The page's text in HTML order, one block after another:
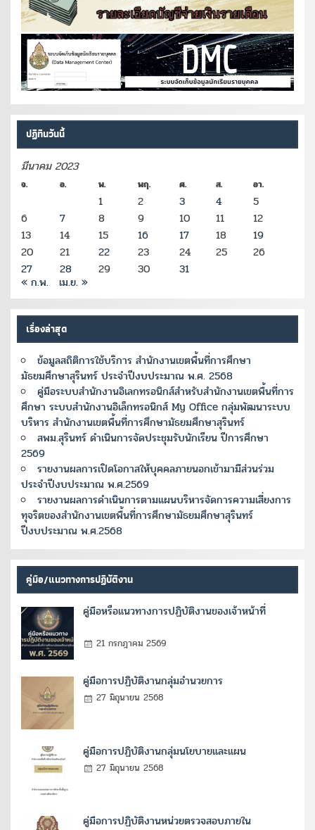
ปฏิทินวันนี้
มีนาคม 2023
จ. อ. พ. พฤ. ศ. ส. อา.
1 2 3 4
5
6
7 8 9 10 11
12
13
14 15 16 17 18
19
20
21 22 23 24 25
26
27
28 29 30 31
« ก.พ. เม.ย. »
เรื่องล่าสุด
ข้อมูลสถิติการใช้บริการ สำนักงานเขตพื้นที่การศึกษา
มัธยมศึกษาสุรินทร์ ประจำปีงบประมาณ พ.ศ. 2568
คู่มือระบบสำนักงานอิเลกทรอนิกส์สำหรับสำนักงานเขตพื้นที่การ
ศึกษา ระบบสำนักงานอิเล็กทรอนิกส์ My Office กลุ่มพัฒนาระบบ
บริหาร สำนักงานเขตพื้นที่การศึกษามัธยมศึกษาสุรินทร์
สพม.สุรินทร์ ดำเนินการจัดประชุมรับนักเรียน ปีการศึกษา
2569
รายงานผลการเปิดโอกาสให้บุคคลภายนอกเข้ามามีส่วนร่วม
ประจำปีงบประมาณ พ.ศ.2569
รายงานผลการดำเนินการตามแผนบริหารจัดการความเสี่ยงการ
ทุจริตของสำนักงานเขตพื้นที่การศึกษามัธยมศึกษาสุรินทร์
ปีงบประมาณ พ.ศ.2568
คู่มือ/แนวทางการปฏิบัติงาน
คู่มือหรือแนวทางการปฏิบัติงานของเจ้าหน้าที่
21 กรกฎาคม 2569
คู่มือการปฏิบัติงานกลุ่มอำนวยการ
27 มิถุนายน 2568
คู่มือการปฏิบัติงานกลุ่มนโยบายและแผน
27 มิถุนายน 2568
คู่มือการปฏิบัติงานหน่วยตรวจสอบภายใน